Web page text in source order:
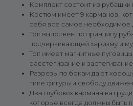
Комплект состоит из рубашки
Костюм имеет 9 карманов,
себя все самое необходимое
Топ выполнен по принципу
подчеркивающей харизму и
Топ имеет магнитные
расстегивание и
Разрезы по бокам дают
типе фигуры и свободу
Два глубоких кармана на
которые всегда должны быть